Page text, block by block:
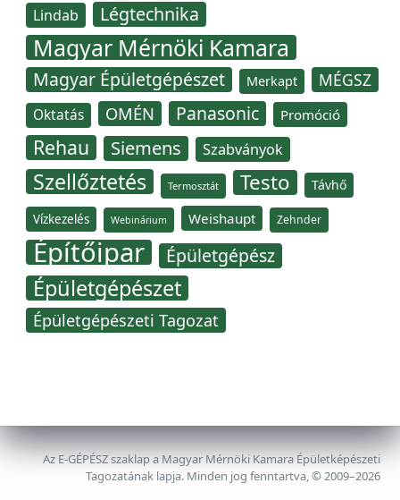
Lindab Légtechnika
Magyar Mérnöki Kamara
Magyar Épületgépészet Merkapt MÉGSZ
Oktatás OMÉN Panasonic Promóció
Rehau Siemens Szabványok
Szellőztetés Termosztát Testo Távhő
Vízkezelés Webinárium Weishaupt Zehnder
Építőipar Épületgépész
Épületgépészet
Épületgépészeti Tagozat
Az E-GÉPÉSZ szaklap a Magyar Mérnöki Kamara Épületképészeti
Tagozatának lapja. Minden jog fenntartva, © 2009–2026